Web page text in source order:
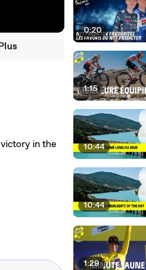
in the
0:20
1:15
10:44
10:44
1:29